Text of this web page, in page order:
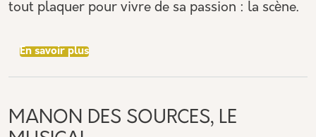
tout plaquer pour vivre de sa passion : la scène.
En savoir plussur JULIEN VINH
MANON DES SOURCES, LE